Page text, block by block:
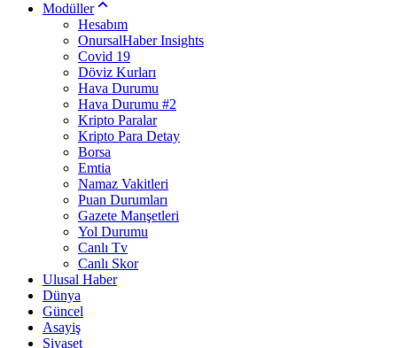
Modüller
Hesabım
OnursalHaber Insights
Covid 19
Döviz Kurları
Hava Durumu
Hava Durumu #2
Kripto Paralar
Kripto Para Detay
Borsa
Emtia
Namaz Vakitleri
Puan Durumları
Gazete Manşetleri
Yol Durumu
Canlı Tv
Canlı Skor
Ulusal Haber
Dünya
Güncel
Asayiş
Siyaset